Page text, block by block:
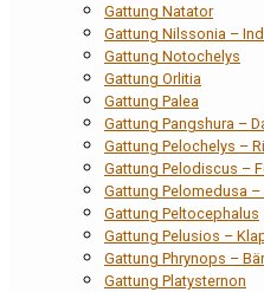
Gattung Natator
Gattung Nilssonia –
Gattung Notochelys
Gattung Orlitia
Gattung Palea
Gattung Pangshura –
Gattung Pelochelys –
Gattung Pelodiscus –
Gattung Pelomedusa
Gattung Peltocephalus
Gattung Pelusios –
Gattung Phrynops –
Gattung Platysternon